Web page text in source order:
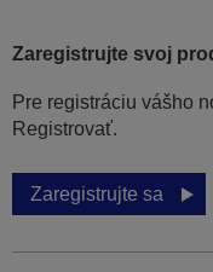
Zaregistrujte svoj
Pre registráciu vášho
Registrovať.
Zaregistrujte sa